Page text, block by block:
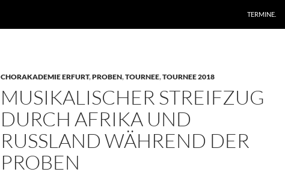
TERMINE.
CHORAKADEMIE ERFURT,PROBEN,TOURNEE,TOURNEE 2018
MUSIKALISCHER STREIFZUG
DURCH AFRIKA UND
RUSSLAND WÄHREND DER
PROBEN